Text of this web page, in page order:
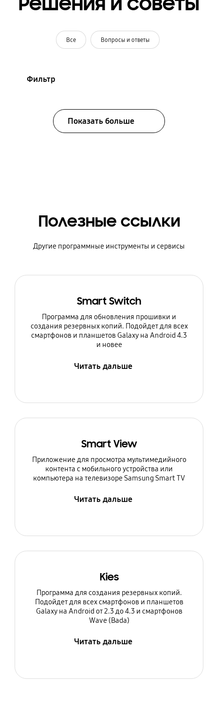
Все Вопросы и ответы
Фильтр
Показать больше
Полезные ссылки
Другие программные инструменты и сервисы
Smart Switch
Программа для обновления прошивки и
создания резервных копий. Подойдет для всех
смартфонов и планшетов Galaxy на Android 4.3
и новее
Читать дальше
Smart View
Приложение для просмотра мультимедийного
контента с мобильного устройства или
компьютера на телевизоре Samsung Smart TV
Читать дальше
Kies
Программа для создания резервных копий.
Подойдет для всех смартфонов и планшетов
Galaxy на Android от 2.3 до 4.3 и смартфонов
Wave (Bada)
Читать дальше